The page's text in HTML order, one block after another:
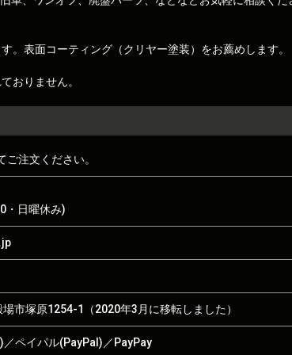
。表面コーティング（クリヤー塗装）をお薦めします。
おりません。
ご注文ください。
・日曜休み)
市塚原1254-1（2020年3月に移転しました）
ペイパル(PayPal)／PayPay